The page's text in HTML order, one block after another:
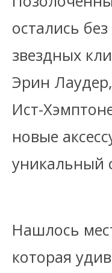
остались
звездных
Эрин
Ист-
новые
уникальный
Нашлось
которая